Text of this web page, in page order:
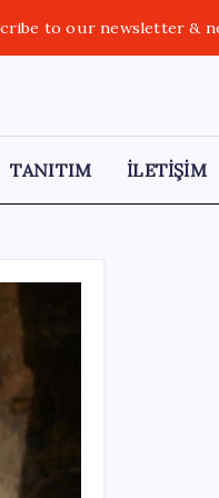
to our newsletter &
TANITIM İLETİŞİM